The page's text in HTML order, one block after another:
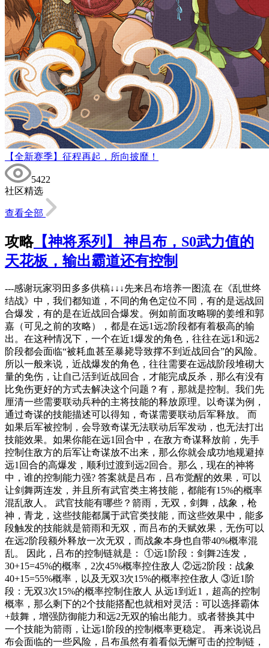
【全新赛季】征程再起，所向披靡！
5422
社区精选
查看全部
攻略【神将系列】 神吕布，S0武力值的
天花板，输出霸道还有控制
---感谢玩家羽田多多供稿↓↓↓先来吕布培养一图流 在《乱世终
结战》中，我们都知道，不同的角色定位不同，有的是远战回
合爆发，有的是在近战回合爆发。例如前面攻略聊的姜维和郭
嘉（可见之前的攻略），都是在远1远2阶段都有着极高的输
出。在这种情况下，一个在近1爆发的角色，往往在远1和远2
阶段都会面临“被耗血甚至暴毙导致撑不到近战回合”的风险。
所以一般来说，近战爆发的角色，往往需要在远战阶段堆砌大
量的免伤，让自己活到近战回合，才能完成反杀，那么有没有
比免伤更好的方式去解决这个问题？有，那就是控制。我们先
厘清一些需要联动兵种的主将技能的释放原理。以奇谋为例，
通过奇谋的技能描述可以得知，奇谋需要联动后军释放。 而
如果后军被控制，会导致奇谋无法联动后军发动，也无法打出
技能效果。如果你能在远1回合中，在敌方奇谋释放前，先手
控制住敌方的后军让奇谋放不出来，那么你就会成功地规避掉
远1回合的高爆发，顺利过渡到远2回合。那么，现在的神将
中，谁的控制能力强? 答案就是吕布，吕布觉醒的效果，可以
让剑舞两连发，并且所有武官类主将技能，都能有15%的概率
混乱敌人。 武官技能有哪些？箭雨，无双，剑舞，战象，枪
神，青龙，这些技能都属于武官类技能，而这些效果中，能多
段触发的技能就是箭雨和无双，而吕布的天赋效果，无伤可以
在远2阶段额外释放一次无双，而战象本身也自带40%概率混
乱。 因此，吕布的控制链就是： ①远1阶段：剑舞2连发，
30+15=45%的概率，2次45%概率控住敌人 ②远2阶段：战象
40+15=55%概率，以及无双3次15%的概率控住敌人 ③近1阶
段：无双3次15%的概率控制住敌人 从远1到近1，超高的控制
概率，那么剩下的2个技能搭配也就相对灵活：可以选择霸体
+鼓舞，增强防御能力和远2无双的输出能力。或者替换其中
一个技能为箭雨，让远1阶段的控制概率更稳定。 再来说说吕
布会面临的一些风险，吕布虽然有着看似无懈可击的控制链，